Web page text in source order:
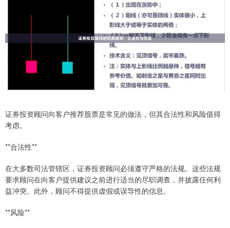
证券投资顾问向客户推荐股票是常见的做法，但其合法性和风险值得
考虑。
**合法性**
在大多数司法管辖区，证券投资顾问必须遵守严格的法规。这些法规
要求顾问在向客户提供建议之前进行适当的尽职调查，并披露任何利
益冲突。此外，顾问不得提供虚假或误导性的信息。
**风险**